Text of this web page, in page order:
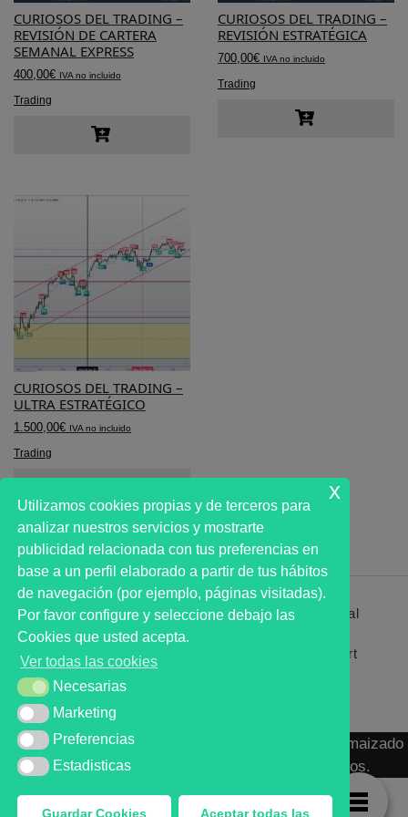
CURIOSOS DEL TRADING –
REVISIÓN DE CARTERA
SEMANAL EXPRESS
400,00€ IVA no incluido
Trading
CURIOSOS DEL TRADING –
REVISIÓN ESTRATÉGICA
700,00€ IVA no incluido
Trading
CURIOSOS DEL TRADING –
ULTRA ESTRATÉGICO
1.500,00€ IVA no incluido
Trading
Primer analista bursátil automatizado profesional
que ayuda a la decisión | First automated stock
markets analyst software as a desission support
system.
MARKT ADVISOR ® 2016 :: Análisis Bursátil Automaizado
de Activos Cotizados en Mercados Organizados.
Utilizamos cookies propias y de terceros para
analizar nuestros servicios y mostrarte
publicidad relacionada con tus preferencias en
base a un perfil elaborado a partir de tus hábitos
de navegación (por ejemplo, páginas visitadas).
Por favor configure y seleccione debajo las
Cookies que usted acepta.
Ver todas las cookies
NecesariasNecesarias
MarketingMarketing
Preferencias
Preferencias
Estadisticas
Estadisticas
Guardar Cookies Aceptar todas las
x